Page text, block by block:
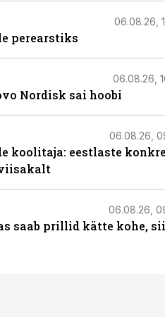
06.08.26,
perearstiks
06.08.26,
Nordisk sai hoobi
06.08.26,
koolitaja: eestlaste
06.08.26,
saab prillid kätte kohe,